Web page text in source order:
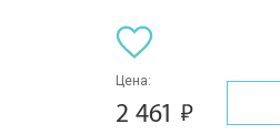
Цена:
2 461